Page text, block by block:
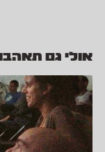
אולי גם